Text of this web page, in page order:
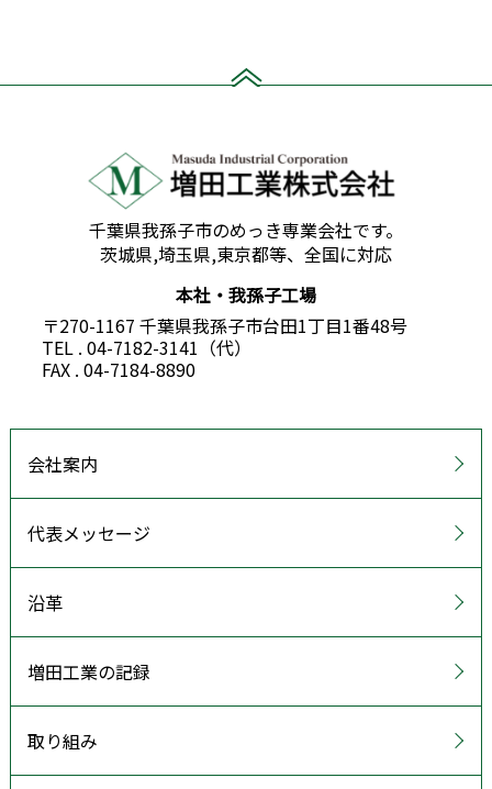
千葉県我孫子市のめっき専業会社です。
茨城県,埼玉県,東京都等、全国に対応
本社・我孫子工場
〒270-1167 千葉県我孫子市台田1丁目1番48号
TEL . 04-7182-3141（代）
FAX . 04-7184-8890
会社案内
代表メッセージ
沿革
増田工業の記録
取り組み